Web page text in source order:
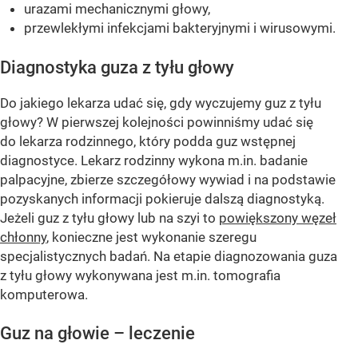
urazami mechanicznymi głowy,
przewlekłymi infekcjami bakteryjnymi i wirusowymi.
Diagnostyka guza z tyłu głowy
Do jakiego lekarza udać się, gdy wyczujemy guz z tyłu
głowy? W pierwszej kolejności powinniśmy udać się
do lekarza rodzinnego, który podda guz wstępnej
diagnostyce. Lekarz rodzinny wykona m.in. badanie
palpacyjne, zbierze szczegółowy wywiad i na podstawie
pozyskanych informacji pokieruje dalszą diagnostyką.
Jeżeli guz z tyłu głowy lub na szyi to powiększony węzeł
chłonny, konieczne jest wykonanie szeregu
specjalistycznych badań. Na etapie diagnozowania guza
z tyłu głowy wykonywana jest m.in. tomografia
komputerowa.
Guz na głowie – leczenie